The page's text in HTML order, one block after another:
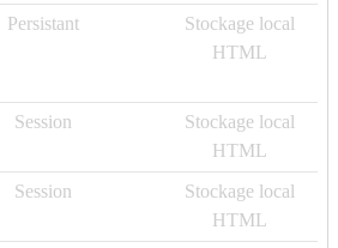
Persistant
Stockage local
HTML
Session
Stockage local
HTML
Session
Stockage local
HTML